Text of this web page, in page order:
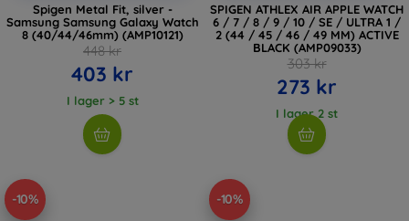
Spigen Metal Fit, silver -
Samsung Samsung Galaxy Watch
8 (40/44/46mm) (AMP10121)
448 kr
403 kr
I lager > 5 st
SPIGEN ATHLEX AIR APPLE WATCH
6 / 7 / 8 / 9 / 10 / SE / ULTRA 1 /
2 (44 / 45 / 46 / 49 MM) ACTIVE
BLACK (AMP09033)
303 kr
273 kr
I lager 2 st
-10% -10%